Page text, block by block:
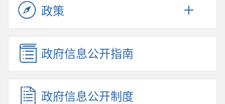
政策
政府信息公开指南
政府信息公开制度